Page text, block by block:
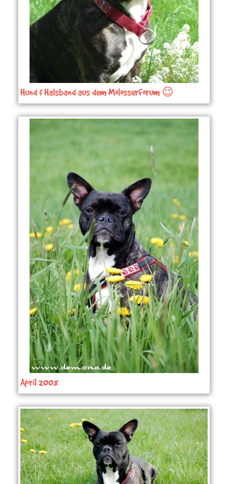
Hund & Halsband aus dem Molosserforum 😉
April 2008